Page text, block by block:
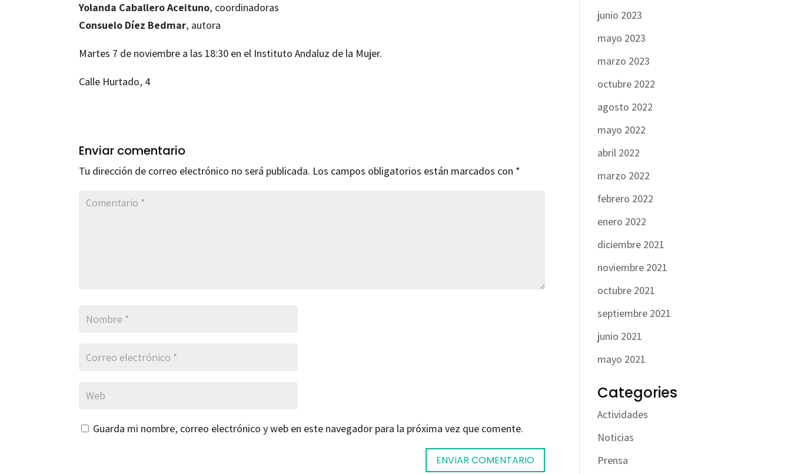
Yolanda Caballero Aceituno, coordinadoras
Consuelo Díez Bedmar, autora
Martes 7 de noviembre a las 18:30 en el Instituto Andaluz de la Mujer.
Calle Hurtado, 4
Enviar comentario
Tu dirección de correo electrónico no será publicada. Los campos obligatorios están marcados con *
Guarda mi nombre, correo electrónico y web en este navegador para la próxima vez que comente.
junio 2023
mayo 2023
marzo 2023
octubre 2022
agosto 2022
mayo 2022
abril 2022
marzo 2022
febrero 2022
enero 2022
diciembre 2021
noviembre 2021
octubre 2021
septiembre 2021
junio 2021
mayo 2021
Categories
Actividades
Noticias
Prensa